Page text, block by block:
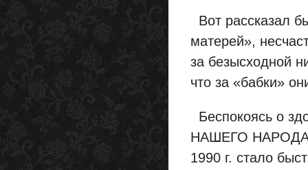
Вот рассказал
матерей»,
за безысходной
что за «бабки»
Беспокоясь о
НАШЕГО НАРОДА,
1990 г. стало